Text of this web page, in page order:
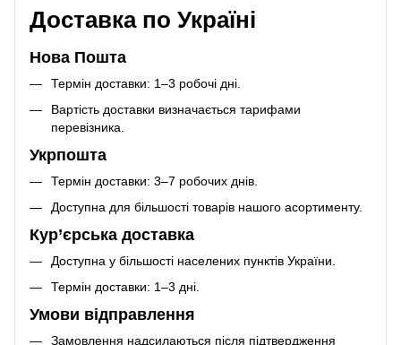
Доставка по Україні
Нова Пошта
Термін доставки: 1–3 робочі дні.
Вартість доставки визначається тарифами
перевізника.
Укрпошта
Термін доставки: 3–7 робочих днів.
Доступна для більшості товарів нашого асортименту.
Кур’єрська доставка
Доступна у більшості населених пунктів України.
Термін доставки: 1–3 дні.
Умови відправлення
Замовлення надсилаються після підтвердження